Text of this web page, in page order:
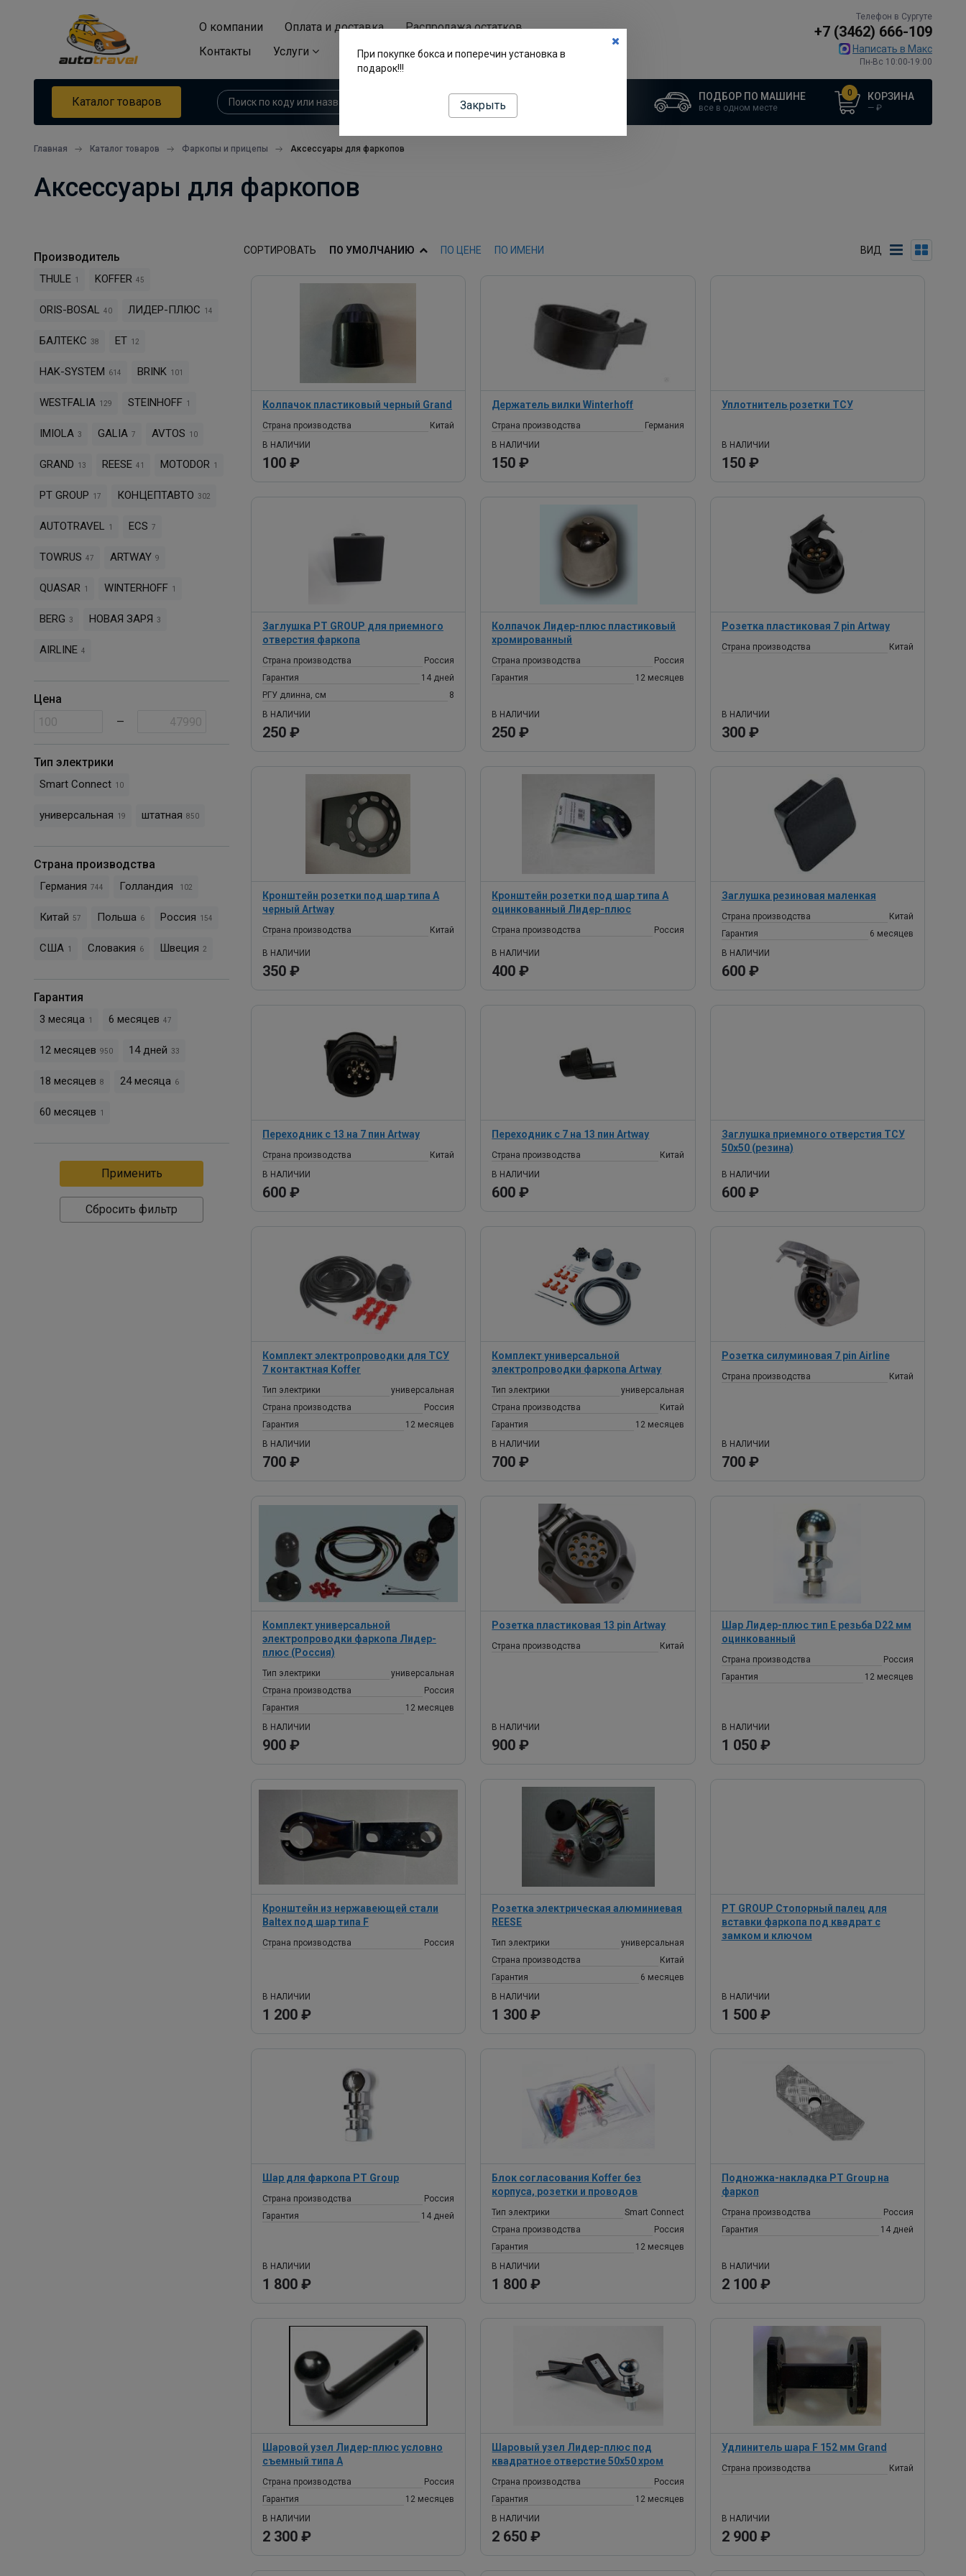
О компании Оплата и доставка
Распродажа остатков
Контакты
Услуги Аренда автобоксов
Телефон в Сургуте
+7 (3462) 666-109
Написать в Макс
Пн-Вс 10:00-19:00
Каталог товаров ПОДБОР ПО МАШИНЕ
все в одном месте
0 КОРЗИНА
— ₽
Главная Каталог товаров Фаркопы и прицепы Аксессуары для фаркопов
Аксессуары для фаркопов
Производитель
THULE 1 KOFFER 45
ORIS-BOSAL 40 ЛИДЕР-ПЛЮС 14
БАЛТЕКС 38 ET 12
HAK-SYSTEM 614 BRINK 101
WESTFALIA 129 STEINHOFF 1
IMIOLA 3 GALIA 7 AVTOS 10
GRAND 13 REESE 41 MOTODOR 1
PT GROUP 17 КОНЦЕПТАВТО 302
AUTOTRAVEL 1 ECS 7
TOWRUS 47 ARTWAY 9
QUASAR 1 WINTERHOFF 1
BERG 3 НОВАЯ ЗАРЯ 3
AIRLINE 4
Цена
—
Тип электрики
Smart Connect 10
универсальная 19 штатная 850
Страна производства
Германия 744 Голландия 102
Китай 57 Польша 6 Россия 154
США 1 Словакия 6 Швеция 2
Гарантия
3 месяца 1 6 месяцев 47
12 месяцев 950 14 дней 33
18 месяцев 8 24 месяца 6
60 месяцев 1
Сбросить фильтр
СОРТИРОВАТЬ ПО УМОЛЧАНИЮ ПО ЦЕНЕ ПО ИМЕНИ ВИД
Колпачок пластиковый черный Grand
Страна производства
Китай
В НАЛИЧИИ
100 ₽
Держатель вилки Winterhoff
Страна производства
Германия
В НАЛИЧИИ
150 ₽
Уплотнитель розетки ТСУ
В НАЛИЧИИ
150 ₽
Заглушка PT GROUP для приемного
отверстия фаркопа
Страна производства
Россия
Гарантия
14 дней
РГУ длинна, см
8
В НАЛИЧИИ
250 ₽
Колпачок Лидер-плюс пластиковый
хромированный
Страна производства
Россия
Гарантия
12 месяцев
В НАЛИЧИИ
250 ₽
Розетка пластиковая 7 pin Artway
Страна производства Китай
В НАЛИЧИИ
300 ₽
Кронштейн розетки под шар типа А
черный Artway
Страна производства Китай
В НАЛИЧИИ
350 ₽
Кронштейн розетки под шар типа А
оцинкованный Лидер-плюс
Страна производства Россия
В НАЛИЧИИ
400 ₽
Заглушка резиновая маленкая
Страна производства
Китай
Гарантия
6 месяцев
В НАЛИЧИИ
600 ₽
Переходник с 13 на 7 пин Artway
Страна производства
Китай
В НАЛИЧИИ
600 ₽
Переходник с 7 на 13 пин Artway
Страна производства
Китай
В НАЛИЧИИ
600 ₽
Заглушка приемного отверстия ТСУ
50х50 (резина)
В НАЛИЧИИ
600 ₽
Комплект электропроводки для ТСУ
7 контактная Koffer
Тип электрики
универсальная
Страна производства
Россия
Гарантия
12 месяцев
В НАЛИЧИИ
700 ₽
Комплект универсальной
электропроводки фаркопа Artway
Тип электрики
универсальная
Страна производства
Китай
Гарантия
12 месяцев
В НАЛИЧИИ
700 ₽
Розетка силуминовая 7 pin Airline
Страна производства Китай
В НАЛИЧИИ
700 ₽
Комплект универсальной
электропроводки фаркопа Лидер-
плюс (Россия)
Тип электрики
универсальная
Страна производства
Россия
Гарантия
12 месяцев
В НАЛИЧИИ
900 ₽
Розетка пластиковая 13 pin Artway
Страна производства Китай
В НАЛИЧИИ
900 ₽
Шар Лидер-плюс тип Е резьба D22 мм
оцинкованный
Страна производства
Россия
Гарантия
12 месяцев
В НАЛИЧИИ
1 050 ₽
Кронштейн из нержавеющей стали
Baltex под шар типа F
Страна производства Россия
В НАЛИЧИИ
1 200 ₽
Розетка электрическая алюминиевая
REESE
Тип электрики
универсальная
Страна производства
Китай
Гарантия
6 месяцев
В НАЛИЧИИ
1 300 ₽
PT GROUP Стопорный палец для
вставки фаркопа под квадрат с
замком и ключом
В НАЛИЧИИ
1 500 ₽
Шар для фаркопа PT Group
Страна производства
Россия
Гарантия
14 дней
В НАЛИЧИИ
1 800 ₽
Блок согласования Koffer без
корпуса, розетки и проводов
Тип электрики
Smart Connect
Страна производства
Россия
Гарантия
12 месяцев
В НАЛИЧИИ
1 800 ₽
Подножка-накладка PT Group на
фаркоп
Страна производства
Россия
Гарантия
14 дней
В НАЛИЧИИ
2 100 ₽
Шаровой узел Лидер-плюс условно
съемный типа A
Страна производства
Россия
Гарантия
12 месяцев
В НАЛИЧИИ
2 300 ₽
Шаровый узел Лидер-плюс под
квадратное отверстие 50х50 хром
Страна производства
Россия
Гарантия
12 месяцев
В НАЛИЧИИ
2 650 ₽
Удлинитель шара F 152 мм Grand
Страна производства Китай
В НАЛИЧИИ
2 900 ₽
При покупке бокса и поперечин установка в
подарок!!!
Закрыть